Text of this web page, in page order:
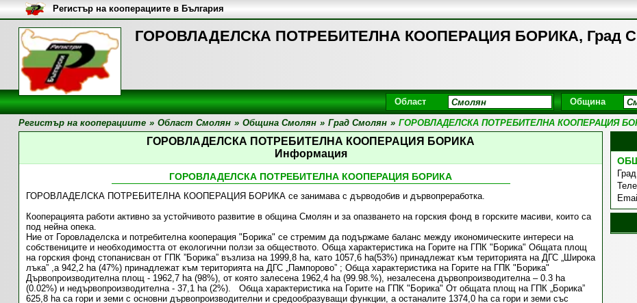
ГОРОВЛАДЕЛСКА ПОТРЕБИТЕЛНА КООПЕРАЦИЯ БОРИКА, Град
Регистър на кооперациите в България
Област Община
Регистър на кооперациите » Област Смолян » Община Смолян » Град Смолян » ГОРОВЛАДЕЛСКА ПОТРЕБИТЕЛНА КООПЕРАЦИЯ
ГОРОВЛАДЕЛСКА ПОТРЕБИТЕЛНА КООПЕРАЦИЯ БОРИКА
Информация
ГОРОВЛАДЕЛСКА ПОТРЕБИТЕЛНА КООПЕРАЦИЯ БОРИКА
ГОРОВЛАДЕЛСКА ПОТРЕБИТЕЛНА КООПЕРАЦИЯ БОРИКА се занимава с дърводобив и дървопреработка.
Кооперацията работи активно за устойчивото развитие в община Смолян и за опазването на горския фонд в горските масиви, които са
под нейна опека.
Ние от Горовладелска и потребителна кооперация "Борика" се стремим да подържаме баланс между икономическите интереси на
собствениците и необходимостта от екологични ползи за обществото. Обща характеристика на Горите на ГПК "Борика" Общата площ
на горския фонд стопанисван от ГПК ”Борика” възлиза на 1999,8 hа, като 1057,6 ha(53%) принадлежат към територията на ДГС „Широка
лъка” ,а 942,2 ha (47%) принадлежат към територията на ДГС „Пампорово” ; Обща характеристика на Горите на ГПК "Борика"
Дървопроизводителна площ - 1962,7 ha (98%), от която залесена 1962,4 ha (99.98.%), незалесена дървопроизводителна – 0.3 ha
(0.02%) и недървопроизводителна - 37,1 ha (2%). Обща характеристика на Горите на ГПК "Борика" От общата площ на ГПК „Борика”
625,8 ha са гори и земи с основни дървопроизводителни и средообразуващи функции, а останалите 1374,0 ha са гори и земи със
Град